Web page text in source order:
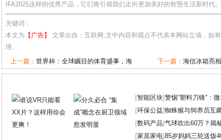
IFA2025这样的优秀产品，它们将引领我们走向更加美好的智慧生活新时代。
关键词：
本文为 【广告】
文章出自：互联网,文中内容和观点不代表本网站立场，如
理。
上一篇： 世界杯：全球瞩目的体育盛事，海 下一篇： 海信冰箱亮
[智能区块]警惕“塑料刀锋”：
[环保公益]蜘蛛猴与饲养员互
[数码产品]气球吹出60万？揭
[家居家电]85岁妈妈三轮送饭